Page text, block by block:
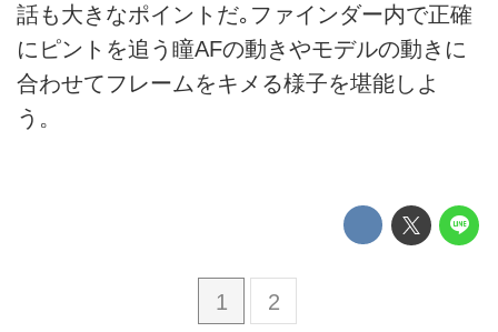
話も大きなポイントだ｡ファインダー内で正確
にピントを追う瞳AFの動きやモデルの動きに
合わせてフレームをキメる様子を堪能しよ
う。
1 2